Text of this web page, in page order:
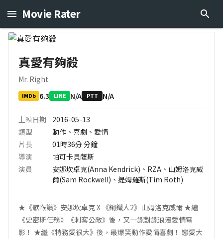
Movie Rater
真愛有夠殺
Mr. Right
IMDb 6.3 LINE N/A PTT N/A
上映日期
2016-05-13
類型
動作、喜劇、愛情
片長
01時36分分鐘
導演
帕可卡貝薩斯
演員
安娜坎卓克(Anna Kendrick)、RZA、山姆洛克威
爾(Sam Rockwell)、提姆羅斯(Tim Roth)
★《歌喉讚》安娜坎卓克 X 《鋼鐵人2》山姆洛克威爾 ★繼
《史密斯任務》《刺客公敵》後，又一諜對諜浪漫愛情電
影！ ★繼《特務愛很大》後，最爆笑動作愛情喜劇！ 戀愛大